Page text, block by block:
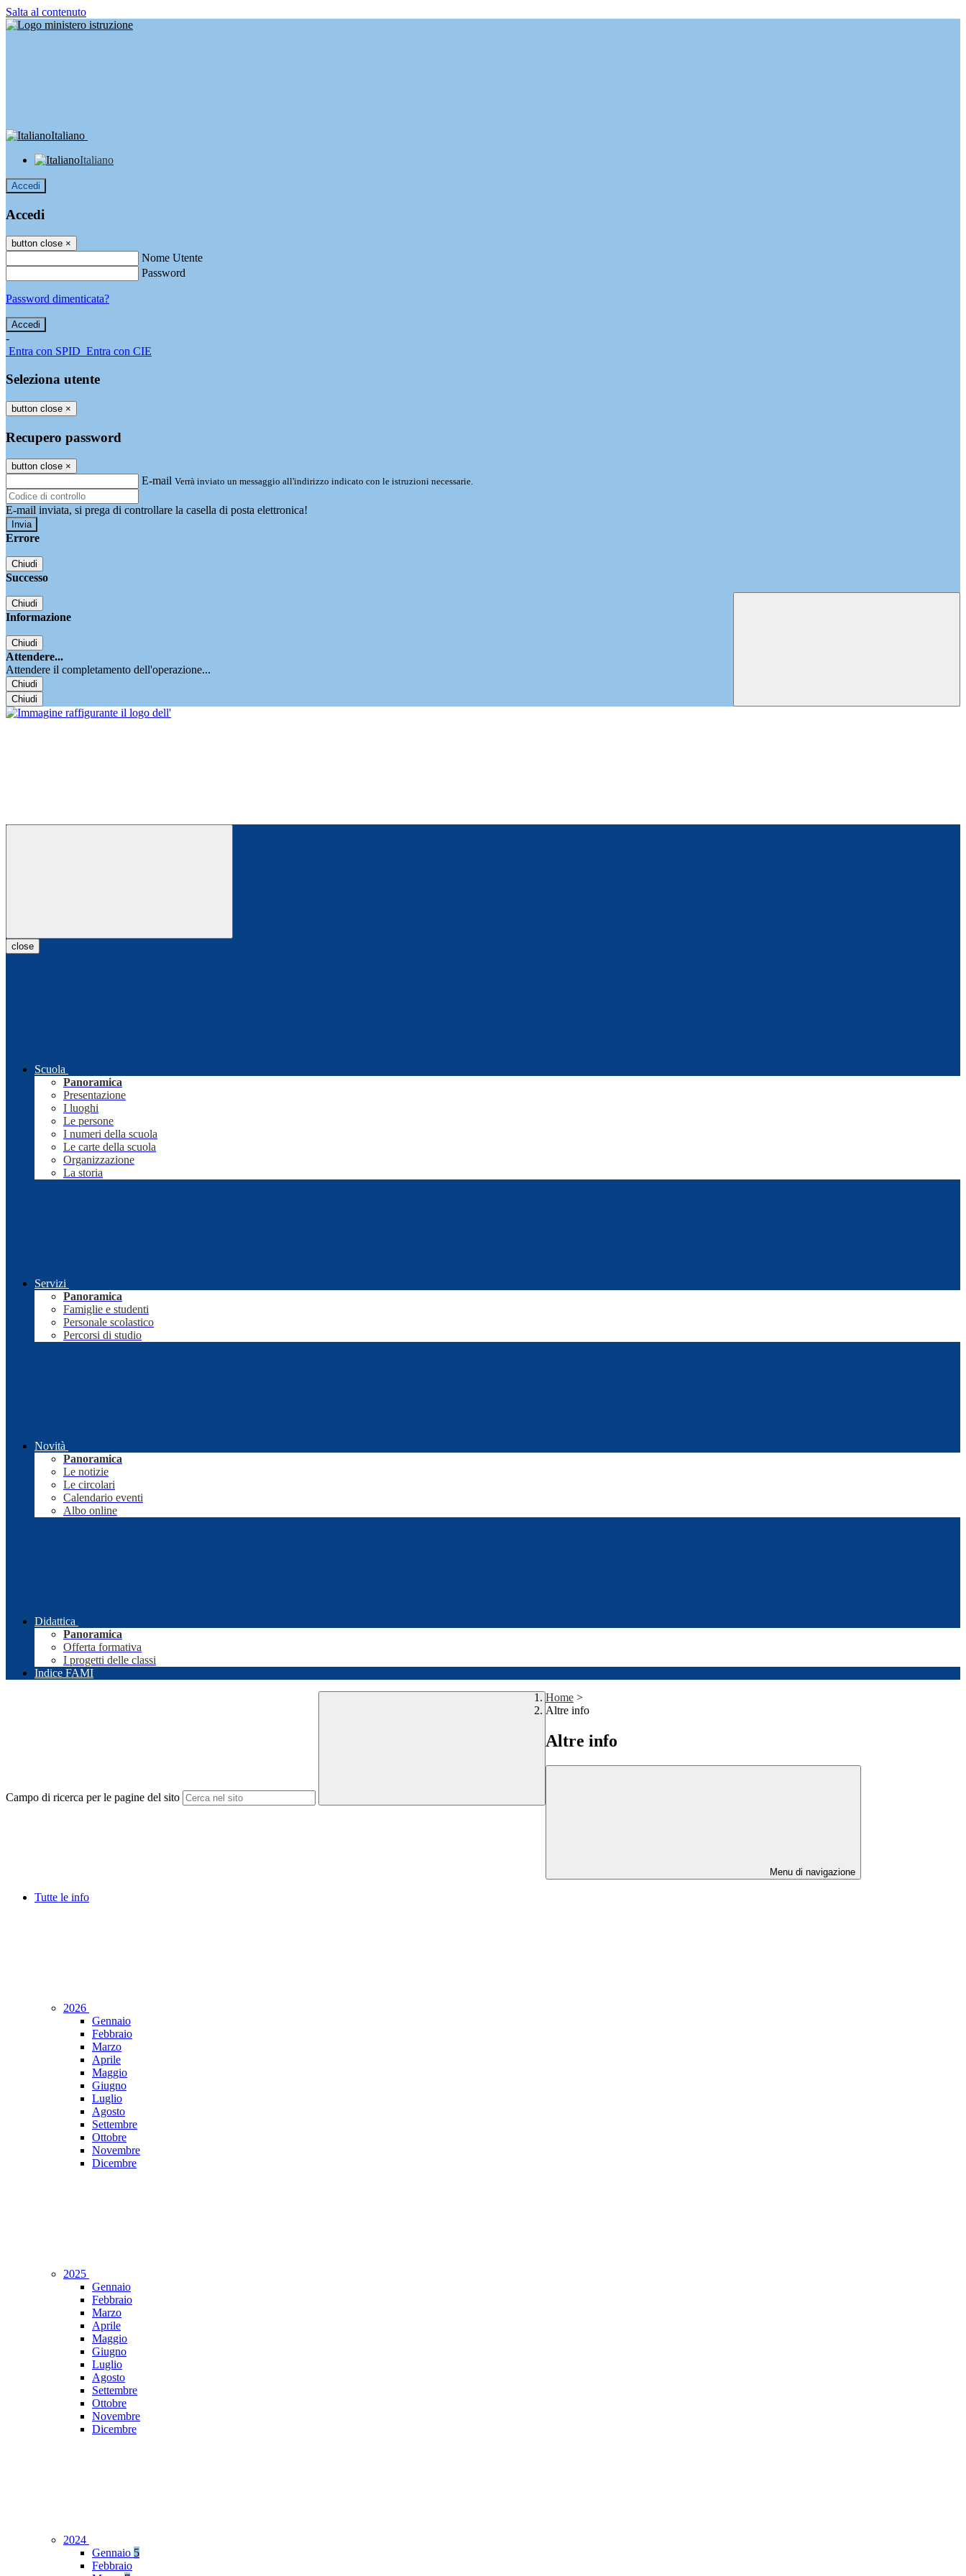
Salta al contenuto
Italiano
Italiano
Accedi
Accedi
button close ×
Nome Utente
Password
Password dimenticata?
-
Entra con SPID Entra con CIE
Seleziona utente
button close ×
Recupero password
button close ×
E-mail Verrà inviato un messaggio all'indirizzo indicato con le istruzioni necessarie.
E-mail inviata, si prega di controllare la casella di posta elettronica!
Errore
Chiudi
Successo
Chiudi
Informazione
Chiudi
Attendere...
Attendere il completamento dell'operazione...
Chiudi
Chiudi
close
Scuola
Panoramica
Presentazione
I luoghi
Le persone
I numeri della scuola
Le carte della scuola
Organizzazione
La storia
Servizi
Panoramica
Famiglie e studenti
Personale scolastico
Percorsi di studio
Novità
Panoramica
Le notizie
Le circolari
Calendario eventi
Albo online
Didattica
Panoramica
Offerta formativa
I progetti delle classi
Indice FAMI
Campo di ricerca per le pagine del sito
Home >
Altre info
Altre info
Menu di navigazione
Tutte le info
2026
Gennaio
Febbraio
Marzo
Aprile
Maggio
Giugno
Luglio
Agosto
Settembre
Ottobre
Novembre
Dicembre
2025
Gennaio
Febbraio
Marzo
Aprile
Maggio
Giugno
Luglio
Agosto
Settembre
Ottobre
Novembre
Dicembre
2024
Gennaio 5
Febbraio